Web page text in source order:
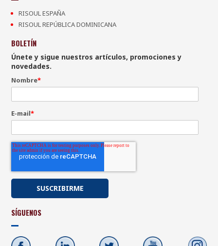
RISOUL ESPAÑA
RISOUL REPÚBLICA DOMINICANA
BOLETÍN
Únete y sigue nuestros artículos, promociones y
novedades.
Nombre*
E-mail*
SÍGUENOS